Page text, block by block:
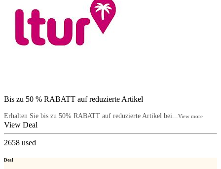
Bis zu 50 % RABATT auf reduzierte Artikel
Erhalten Sie bis zu 50% RABATT auf reduzierte Artikel bei...View more
View Deal
2658 used
Deal